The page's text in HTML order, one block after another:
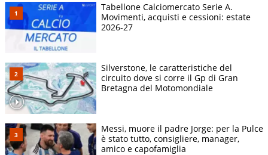
Tabellone Calciomercato Serie A.
Movimenti, acquisti e cessioni: estate
2026-27
Silverstone, le caratteristiche del
circuito dove si corre il Gp di Gran
Bretagna del Motomondiale
Messi, muore il padre Jorge: per la Pulce
è stato tutto, consigliere, manager,
amico e capofamiglia